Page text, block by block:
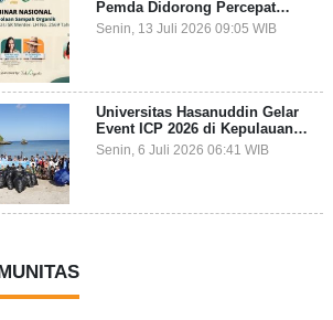
Pemda Didorong Percepat
Transformasi Pengelolaan
Sampah Organik dari Sumber
Senin, 13 Juli 2026 09:05 WIB
Universitas Hasanuddin Gelar
Event ICP 2026 di Kepulauan
Selayar, Mahasiswa dari 27
Negara Jadi Partisipan
Senin, 6 Juli 2026 06:41 WIB